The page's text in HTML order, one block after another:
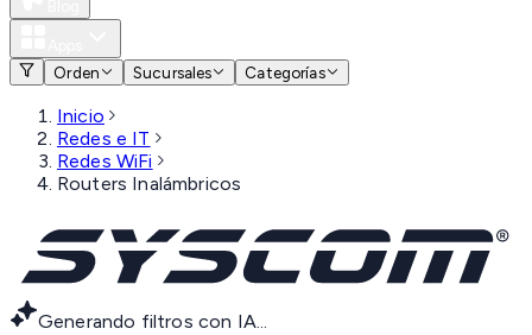
Orden
Sucursales Categorías
Inicio
Redes e IT
Redes WiFi
Routers Inalámbricos
Generando filtros con IA...